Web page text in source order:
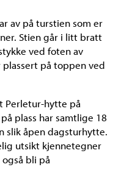
av på turstien som er
Stien går i litt bratt
ved foten av
plassert på toppen ved
Perletur-hytte på
plass har samtlige 18
slik åpen dagsturhytte.
utsikt kjennetegner
bli på